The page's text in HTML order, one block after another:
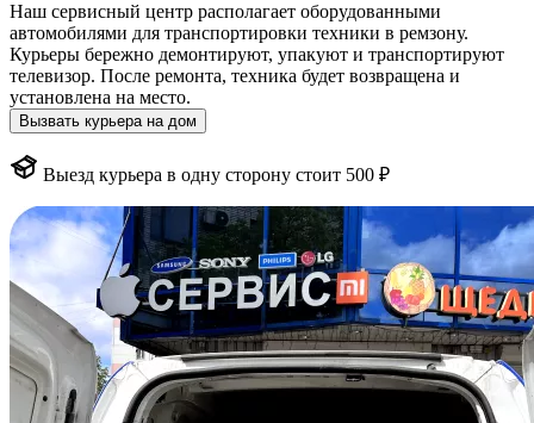
Наш сервисный центр располагает оборудованными
автомобилями для транспортировки техники в ремзону.
Курьеры бережно демонтируют, упакуют и транспортируют
телевизор. После ремонта, техника будет возвращена и
установлена на место.
Вызвать курьера на дом
Выезд курьера в одну сторону стоит 500 ₽